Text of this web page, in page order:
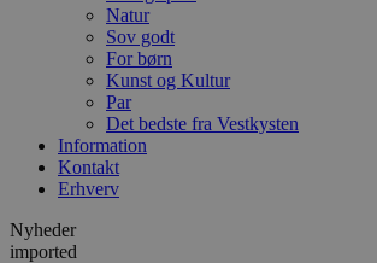
Natur
Sov godt
For børn
Kunst og Kultur
Par
Det bedste fra Vestkysten
Information
Kontakt
Erhverv
Nyheder
imported